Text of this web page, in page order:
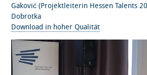
Gaković (Projektleiterin Hessen Talents
Dobrotka
Download in hoher Qualität